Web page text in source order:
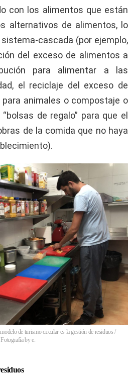
con los alimentos que están
alternativos de alimentos, lo
cascada (por ejemplo,
del exceso de alimentos a
para alimentar a las
el reciclaje del exceso de
animales o compostaje o
de regalo” para que el
de la comida que no haya
de turismo circular es la gestión de residuos /
Fotografía by e.